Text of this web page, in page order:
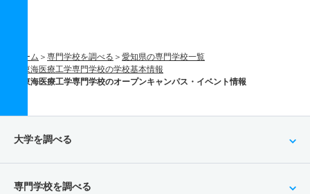
ホーム 専門学校を調べる
愛知県の専門学校一覧
東海医療工学専門学校の学校基本情報
東海医療工学専門学校のオープンキャンパス・イベント情報
大学を調べる
専門学校を調べる